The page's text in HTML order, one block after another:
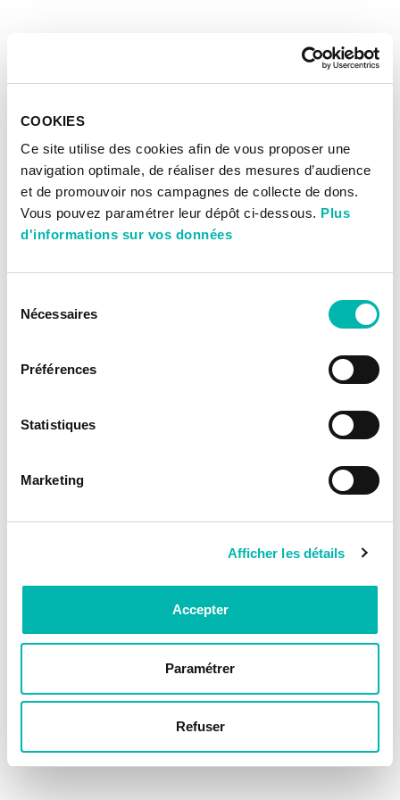
COOKIES
Ce site utilise des cookies afin de vous proposer une
navigation optimale, de réaliser des mesures d’audience
et de promouvoir nos campagnes de collecte de dons.
Vous pouvez paramétrer leur dépôt ci-dessous. Plus
d'informations sur vos données
Nécessaires
Préférences
Statistiques
Marketing
Afficher les détails
Accepter
Paramétrer
Refuser